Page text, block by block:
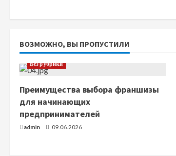
н
и
е
ВОЗМОЖНО, ВЫ ПРОПУСТИЛИ
Без рубрики
Преимущества выбора франшизы
для начинающих
предпринимателей
admin 09.06.2026